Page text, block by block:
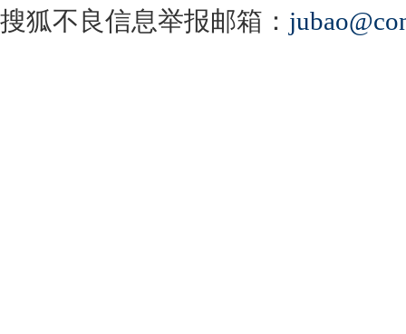
搜狐不良信息举报邮箱：